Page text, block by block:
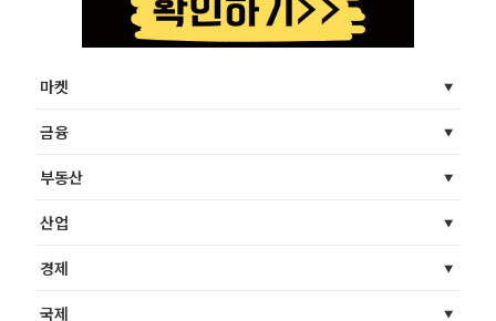
마켓
금융
부동산
산업
경제
국제